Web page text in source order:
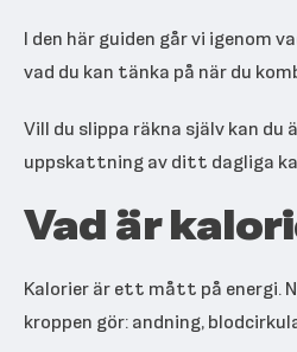
I den här guiden går vi igenom
vad du kan tänka på när du
Vill du slippa räkna själv kan du
uppskattning av ditt dagliga
Vad är
Kalorier är ett mått på energi.
kroppen gör: andning,